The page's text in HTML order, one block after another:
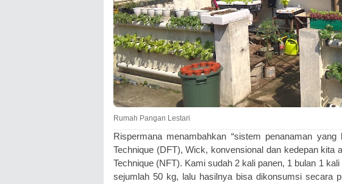
Rumah Pangan Lestari
Rispermana menambahkan “sistem penanaman
Technique (DFT), Wick, konvensional dan kedepan kita
Technique (NFT). Kami sudah 2 kali panen, 1 bulan 1
sejumlah 50 kg, lalu hasilnya bisa dikonsumsi secara